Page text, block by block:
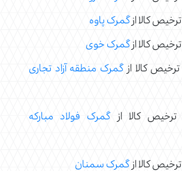
کالا ازگمرک پاوه
کالا ازگمرک خوی
کالا ازگمرک منطقه آزاد تجاری
ترخیص کالا ازگمرک فولاد مبارکه
کالا ازگمرک سمنان